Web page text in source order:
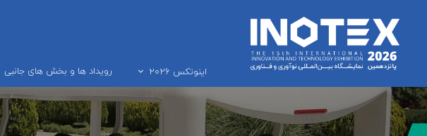
اینوتکس ۲۰۲۶
رویداد ها و بخش های جانبی